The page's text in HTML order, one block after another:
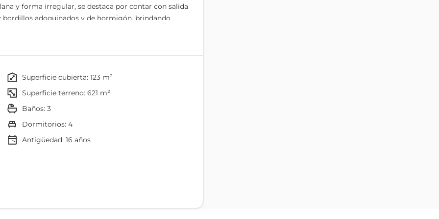
y forma irregular, se destaca por contar con salida
bordillos adoquinados y de hormigón, brindando
independientes de un solo nivel, completamente
de un baño exterior completo, ideal para el
y la convivencia, incorporando:
adoquinados y revestidos en cerámica, logrando
superficie cubierta: 123 m²
superficie terreno: 621 m²
baños: 3
dormitorios: 4
Antigüedad:16 años
Cocina